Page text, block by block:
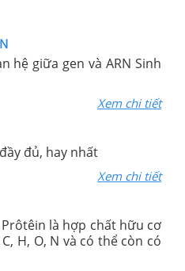
hệ giữa gen và ARN Sinh
Xem chi tiết
đủ, hay nhất
Xem chi tiết
là hợp chất hữu cơ
H, O, N và có thể còn có